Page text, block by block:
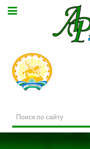
по
сайту